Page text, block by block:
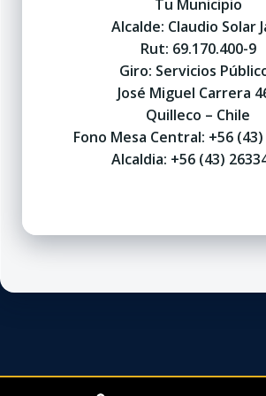
Tu Municipio
Alcalde: Claudio Solar
Rut: 69.170.400-9
Giro: Servicios
José Miguel Carrera
Quilleco – Chile
Fono Mesa Central: +56
Alcaldia: +56 (43)